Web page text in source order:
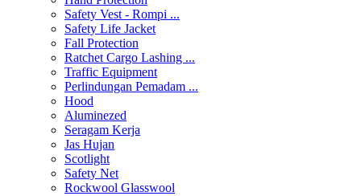
Safety Vest - Rompi ...
Safety Life Jacket
Fall Protection
Ratchet Cargo Lashing ...
Traffic Equipment
Perlindungan Pemadam ...
Hood
Aluminezed
Seragam Kerja
Jas Hujan
Scotlight
Safety Net
Rockwool Glasswool